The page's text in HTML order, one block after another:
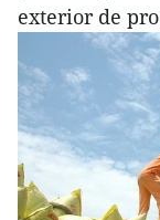
exterior de